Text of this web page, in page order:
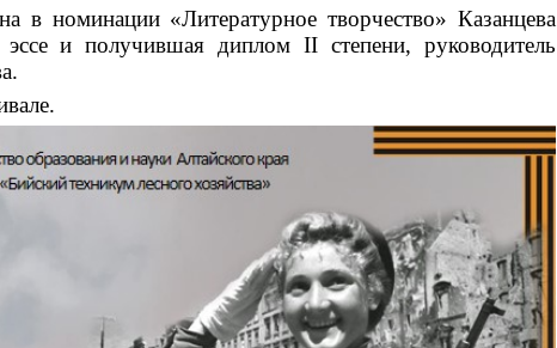
в номинации «Литературное творчество» Казанцева
и получившая диплом II степени, руководитель